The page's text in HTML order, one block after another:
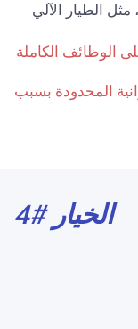
الطيار الآلي
المحدودة بسبب
الخيار #4